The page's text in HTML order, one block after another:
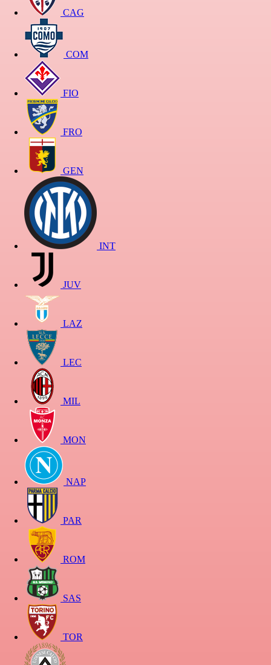
CAG
COM
FIO
FRO
GEN
INT
JUV
LAZ
LEC
MIL
MON
NAP
PAR
ROM
SAS
TOR